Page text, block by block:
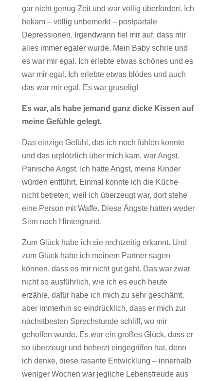
gar nicht genug Zeit und war völlig überfordert. Ich
bekam – völlig unbemerkt – postpartale
Depressionen. Irgendwann fiel mir auf, dass mir
alles immer egaler wurde. Mein Baby schrie und
es war mir egal. Ich erlebte etwas schönes und es
war mir egal. Ich erlebte etwas blödes und auch
das war mir egal. Es war gruselig!
Es war, als habe jemand ganz dicke Kissen auf
meine Gefühle gelegt.
Das einzige Gefühl, das ich noch fühlen konnte
und das urplötzlich über mich kam, war Angst.
Panische Angst. Ich hatte Angst, meine Kinder
würden entführt. Einmal konnte ich die Küche
nicht betreten, weil ich überzeugt war, dort stehe
eine Person mit Waffe. Diese Ängste hatten weder
Sinn noch Hintergrund.
Zum Glück habe ich sie rechtzeitig erkannt. Und
zum Glück habe ich meinem Partner sagen
können, dass es mir nicht gut geht. Das war zwar
nicht so ausführlich, wie ich es euch heute
erzähle, dafür habe ich mich zu sehr geschämt,
aber immerhin so eindrücklich, dass er mich zur
nächstbesten Sprechstunde schliff, wo mir
geholfen wurde. Es war ein großes Glück, dass er
so überzeugt und beherzt eingegriffen hat, denn
ich denke, diese rasante Entwicklung – innerhalb
weniger Wochen war jegliche Lebensfreude aus